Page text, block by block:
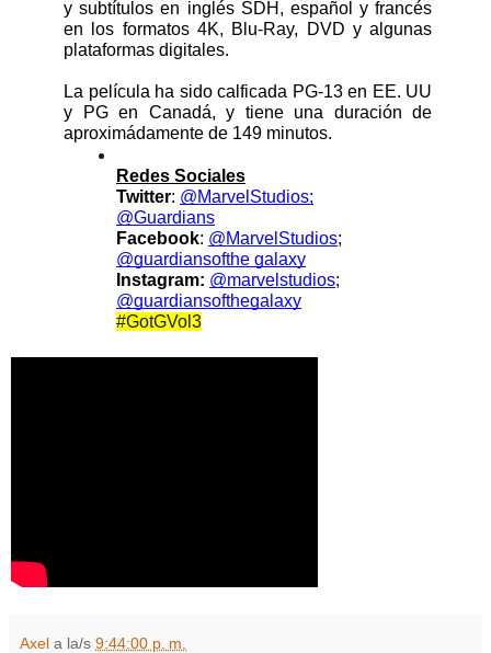
y subtítulos en inglés SDH, español y francés
en los formatos 4K, Blu-Ray, DVD y algunas
plataformas digitales.
La película ha sido calficada PG-13 en EE. UU
y PG en Canadá, y tiene una duración de
aproximádamente de 149 minutos.
Redes Sociales
Twitter: @MarvelStudios;
@Guardians
Facebook: @MarvelStudios
@guardiansofthe galaxy
Instagram: @marvelstudios
@guardiansofthegalaxy
#GotGVol3
Axel a la/s 9:44:00 p. m.